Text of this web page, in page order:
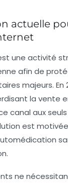
actuelle
une activité
afin de
majeurs. En
la vente
canal aux seuls
est
ne